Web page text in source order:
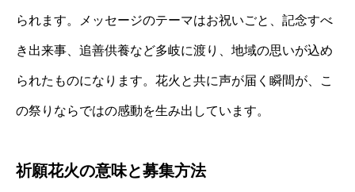
られます。メッセージのテーマはお祝いごと、記念すべ
き出来事、追善供養など多岐に渡り、地域の思いが込め
られたものになります。花火と共に声が届く瞬間が、こ
の祭りならではの感動を生み出しています。
祈願花火の意味と募集方法